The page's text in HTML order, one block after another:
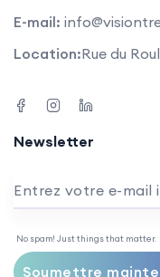
E-mail:
Location:Rue du
Newsletter
Entrez votre e-mail
No spam! Just things that matter.
Soumettre